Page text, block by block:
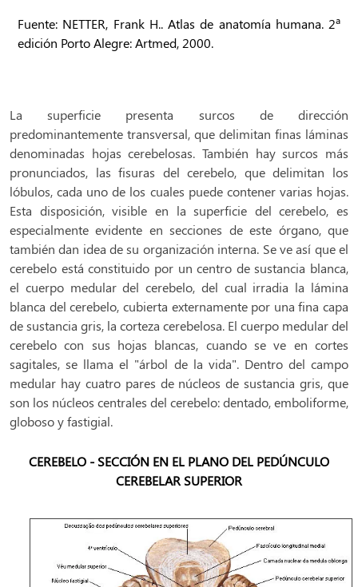
Fuente: NETTER, Frank H.. Atlas de anatomía humana. 2ª
edición Porto Alegre: Artmed, 2000.
La superficie presenta surcos de dirección
predominantemente transversal, que delimitan finas láminas
denominadas hojas cerebelosas. También hay surcos más
pronunciados, las fisuras del cerebelo, que delimitan los
lóbulos, cada uno de los cuales puede contener varias hojas.
Esta disposición, visible en la superficie del cerebelo, es
especialmente evidente en secciones de este órgano, que
también dan idea de su organización interna. Se ve así que el
cerebelo está constituido por un centro de sustancia blanca,
el cuerpo medular del cerebelo, del cual irradia la lámina
blanca del cerebelo, cubierta externamente por una fina capa
de sustancia gris, la corteza cerebelosa. El cuerpo medular del
cerebelo con sus hojas blancas, cuando se ve en cortes
sagitales, se llama el "árbol de la vida". Dentro del campo
medular hay cuatro pares de núcleos de sustancia gris, que
son los núcleos centrales del cerebelo: dentado, emboliforme,
globoso y fastigial.
CEREBELO - SECCIÓN EN EL PLANO DEL PEDÚNCULO
CEREBELAR SUPERIOR